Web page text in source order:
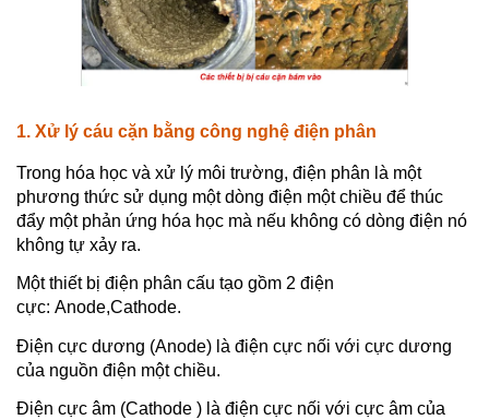
1. Xử lý cáu cặn bằng công nghệ điện phân
Trong hóa học và xử lý môi trường, điện phân là một
phương thức sử dụng một dòng điện một chiều để thúc
đẩy một phản ứng hóa học mà nếu không có dòng điện nó
không tự xảy ra.
Một thiết bị điện phân cấu tạo gồm 2 điện
cực: Anode,Cathode.
Điện cực dương (Anode) là điện cực nối với cực dương
của nguồn điện một chiều.
Điện cực âm (Cathode ) là điện cực nối với cực âm của